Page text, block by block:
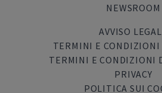
NEWSROOM
AVVISO
TERMINI E CONDIZIONI
TERMINI E CONDIZIONI
PRIVACY
POLITICA SUI